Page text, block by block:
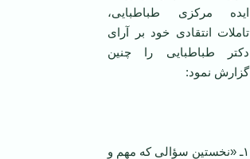
ایده مرکزی طباطبایی،
تاملات انتقادی خود بر آرای
دکتر طباطبایی را چنین
گزارش نمود:
۱ـ «نخستین سؤالی که مهم و